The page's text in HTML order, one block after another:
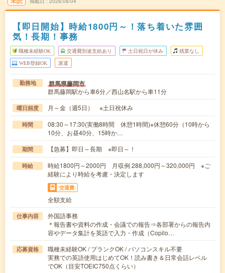
【即日開始】時給1800円～！落ち着いた雰囲
気！長期！事務
職種未経験OK 交通費別途支給あり 土日祝日が休み 残業なし
WEB登録OK 派遣
勤務地 群馬県藤岡市
群馬藤岡駅から車6分／西山名駅から車11分
曜日頻度 月～金（週5日） ※土日祝休み
時間
08:30～17:30(実働8時間 休憩1時間)※休憩60分（10時から
10分、お昼40分、15時か…
期間 【急募】即日～長期 ※即日～！
時給
時給1800円～2000円 月収例 288,000円～320,000円 ※ご
経験により時給を考慮・決定します
交通費
全額支給
仕事内容
外国語事務
＊報告書や資料の作成・会議での報告⇒各部署からの報告内
容やデータ集計を英語で入力・作成（Copilo…
応募資格
職種未経験OK / ブランクOK / パソコンスキル不要
実務での英語使用はじめてOK！読み書き＆日常会話レベル
でOK（目安TOEIC750点くらい）